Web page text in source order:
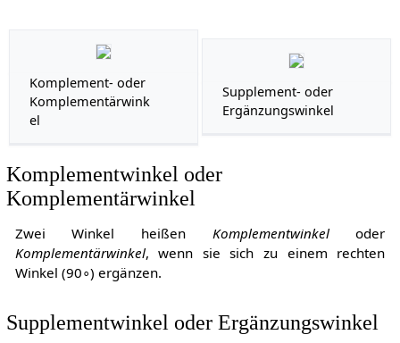
Komplement- oder
Komplementärwink
el
Supplement- oder
Ergänzungswinkel
Komplementwinkel oder
Komplementärwinkel
Zwei Winkel heißen Komplementwinkeloder
Komplementärwinkel, wenn sie sich zu einem rechten
Winkel (90∘) ergänzen.
Supplementwinkel oder Ergänzungswinkel